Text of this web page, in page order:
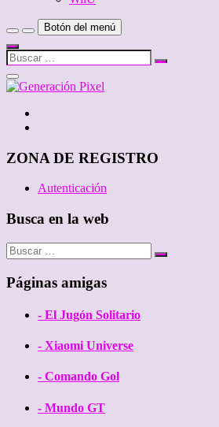
Botón del menú
Buscar
…
Cerrar
el
lateral
ZONA DE REGISTRO
Autenticación
Busca en la web
Buscar
…
Páginas amigas
- El Jugón Solitario
- Xiaomi Universe
- Comando Gol
- Mundo GT